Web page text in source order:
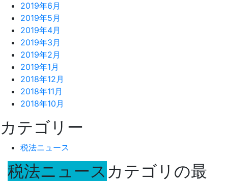
2019年6月
2019年5月
2019年4月
2019年3月
2019年2月
2019年1月
2018年12月
2018年11月
2018年10月
カテゴリー
税法ニュース
税法ニュース カテゴリの最